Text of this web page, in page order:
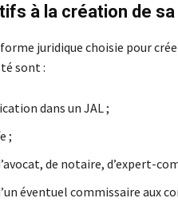
à la création de
juridique choisie pour
sont :
dans un JAL ;
;
de notaire, d’expert-
éventuel commissaire aux